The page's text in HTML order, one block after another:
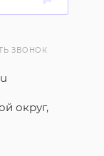
ЗВОНОК
округ,